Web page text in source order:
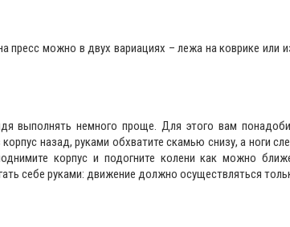
пресс можно в двух вариациях – лежа на коврике или
выполнять немного проще. Для этого вам
назад, руками обхватите скамью снизу, а ноги
корпус и подогните колени как можно
себе руками: движение должно осуществляться